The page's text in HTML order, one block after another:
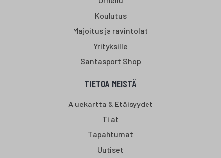
Koulutus
Majoitus ja ravintolat
Yrityksille
Santasport Shop
TIETOA MEISTÄ
Aluekartta & Etäisyydet
Tilat
Tapahtumat
Uutiset